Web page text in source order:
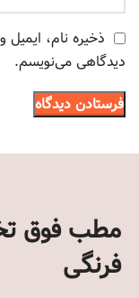
ذخیره نام،
دیدگاهی می‌نویسم.
مطب فوق
فرنگی